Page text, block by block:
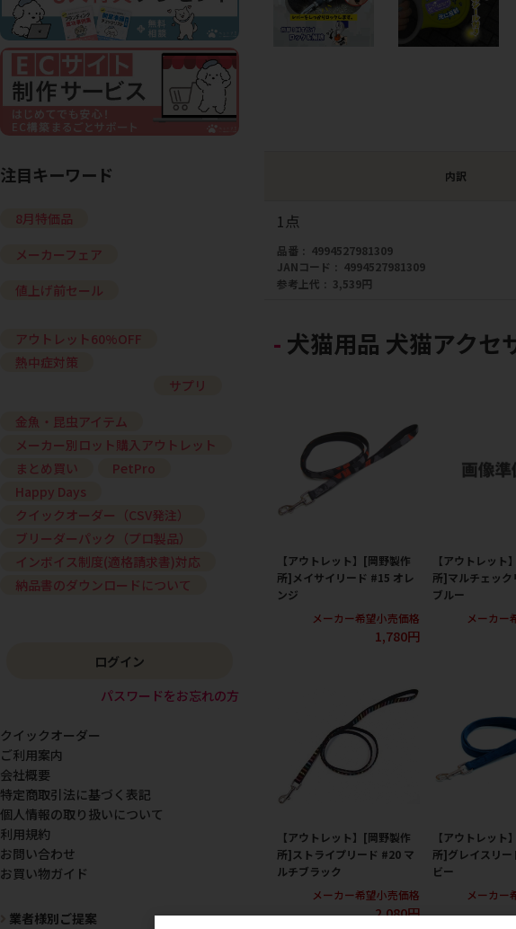
内訳
1点
品番
4994527981309
JANコード
4994527981309
参考上代
3,539円
犬猫用品 犬猫アクセ
【アウトレット】[岡野製作
所]メイサイリード #15 オレ
ンジ
メーカー希望小売価格
1,780円
【アウトレット
所]マルチェッ
ブルー
メーカー
【アウトレット】[岡野製作
所]ストライプリード #20 マ
ルチブラック
メーカー希望小売価格
2,080円
【アウトレット
所]グレイスリ
ビー
メーカー
注目キーワード
8月特価品
メーカーフェア
値上げ前セール
アウトレット60%OFF
熱中症対策
サプリ
金魚・昆虫アイテム
メーカー別ロット購入アウトレット
まとめ買い
PetPro
Happy Days
クイックオーダー（CSV発注）
ブリーダーパック（プロ製品）
インボイス制度(適格請求書)対応
納品書のダウンロードについて
ログイン
パスワードをお忘れの方
クイックオーダー
ご利用案内
会社概要
特定商取引法に基づく表記
個人情報の取り扱いについて
利用規約
お問い合わせ
お買い物ガイド
業者様別ご提案